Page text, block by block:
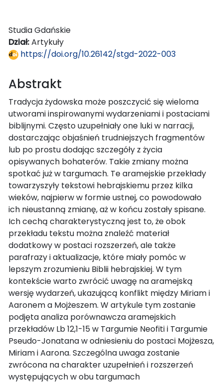
Studia Gdańskie
Dział:Artykuły
https://doi.org/10.26142/stgd-2022-003
Abstrakt
Tradycja żydowska może poszczycić się wieloma
utworami inspirowanymi wydarzeniami i postaciami
biblijnymi. Często uzupełniały one luki w narracji,
dostarczając objaśnień trudniejszych fragmentów
lub po prostu dodając szczegóły z życia
opisywanych bohaterów. Takie zmiany można
spotkać już w targumach. Te aramejskie przekłady
towarzyszyły tekstowi hebrajskiemu przez kilka
wieków, najpierw w formie ustnej, co powodowało
ich nieustanną zmianę, aż w końcu zostały spisane.
Ich cechą charakterystyczną jest to, że obok
przekładu tekstu można znaleźć materiał
dodatkowy w postaci rozszerzeń, ale także
parafrazy i aktualizacje, które miały pomóc w
lepszym zrozumieniu Biblii hebrajskiej. W tym
kontekście warto zwrócić uwagę na aramejską
wersję wydarzeń, ukazującą konflikt między Miriam i
Aaronem a Mojżeszem. W artykule tym zostanie
podjęta analiza porównawcza aramejskich
przekładów Lb 12,1-15 w Targumie Neofiti i Targumie
Pseudo-Jonatana w odniesieniu do postaci Mojżesza,
Miriam i Aarona. Szczególna uwaga zostanie
zwrócona na charakter uzupełnień i rozszerzeń
występujących w obu targumach